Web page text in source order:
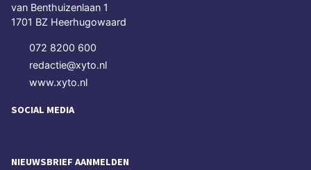
van Benthuizenlaan 1
1701 BZ Heerhugowaard
072 8200 600
redactie@xyto.nl
www.xyto.nl
SOCIAL MEDIA
NIEUWSBRIEF AANMELDEN